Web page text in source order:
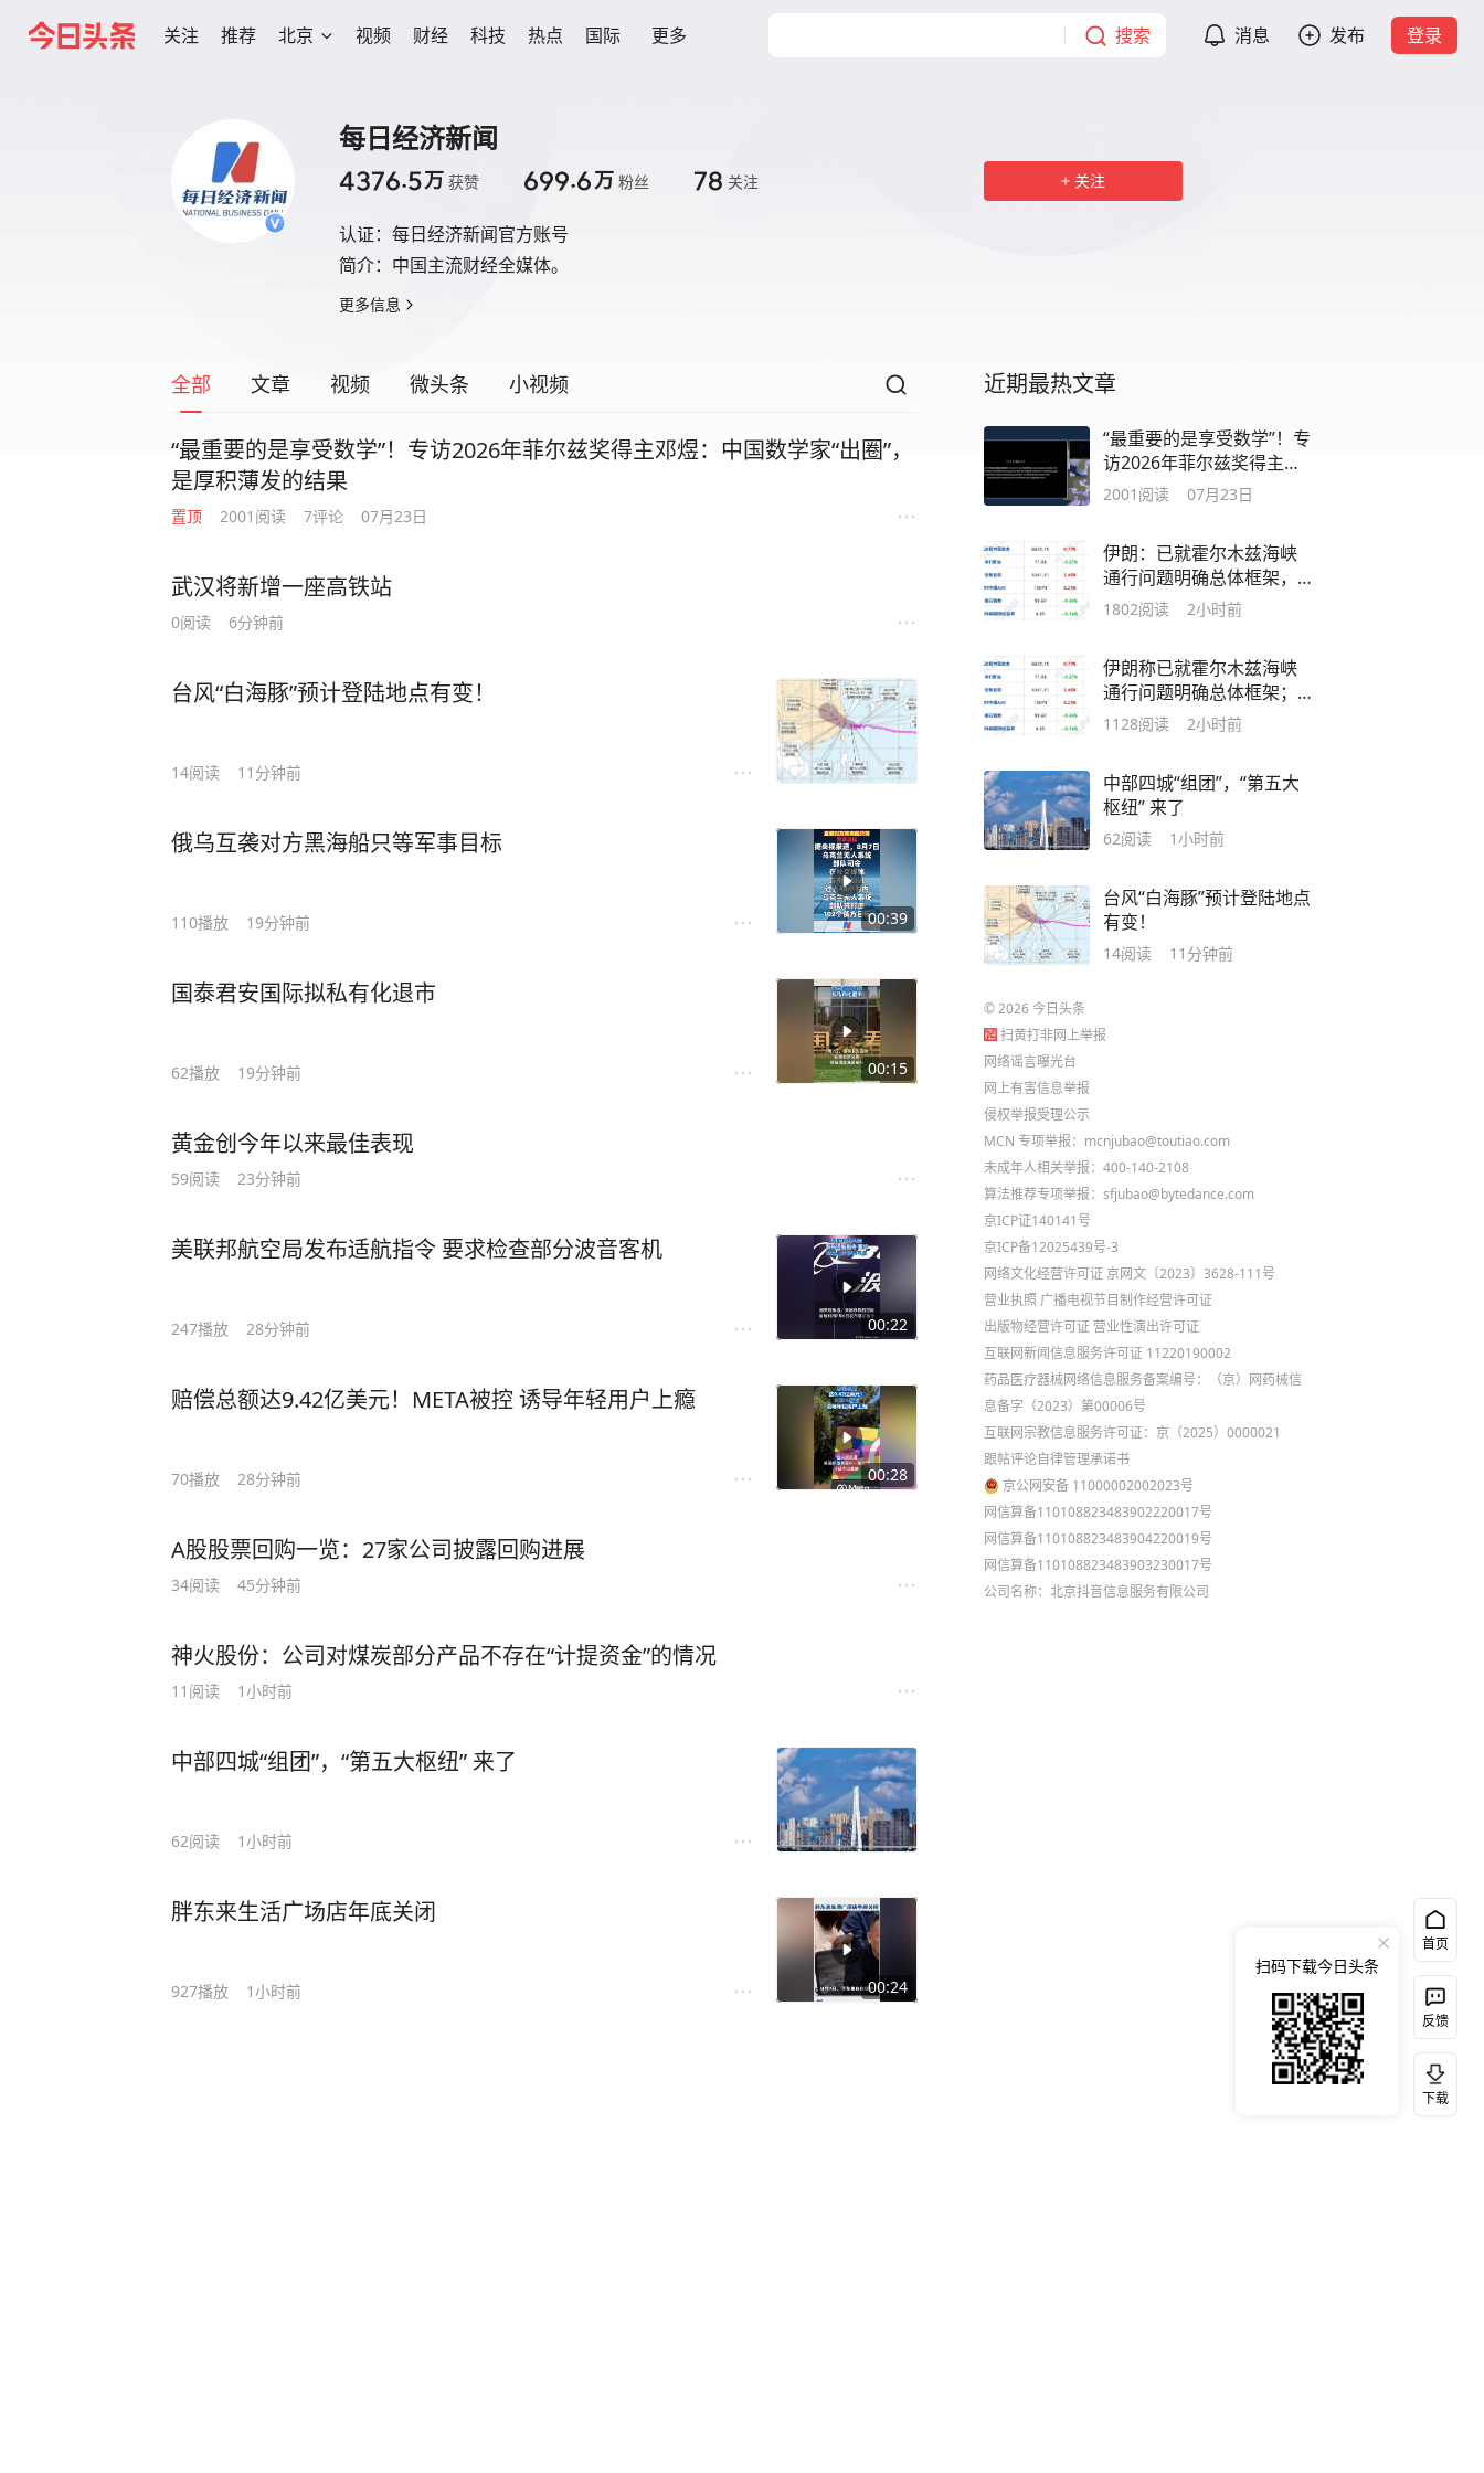
关注 推荐 北京 视频 财经 科技 热点 国际 更多 搜索 消息 发布 登录
每日经济新闻
4376.5万 获赞 699.6万 粉丝 78 关注
认证： 每日经济新闻官方账号
简介： 中国主流财经全媒体。
更多信息
关注
全部 文章 视频 微头条 小视频
“最重要的是享受数学”！专访2026年菲尔兹奖得主邓煜：中国数学家“出圈”，
是厚积薄发的结果
置顶 2001 阅读 7评论 07月23日
武汉将新增一座高铁站
0阅读 6分钟前
台风“白海豚”预计登陆地点有变！
14阅读 11分钟前
00:39
俄乌互袭对方黑海船只等军事目标
110播放 19分钟前
00:15
国泰君安国际拟私有化退市
62播放 19分钟前
黄金创今年以来最佳表现
59阅读 23分钟前
00:22
美联邦航空局发布适航指令 要求检查部分波音客机
247播放 28分钟前
00:28
赔偿总额达9.42亿美元！META被控 诱导年轻用户上瘾
70播放 28分钟前
A股股票回购一览：27家公司披露回购进展
34阅读 45分钟前
神火股份：公司对煤炭部分产品不存在“计提资金”的情况
11 阅读 1小时前
中部四城“组团”，“第五大枢纽” 来了
62阅读 1小时前
00:24
胖东来生活广场店年底关闭
927播放 1小时前
近期最热文章
“最重要的是享受数学”！专
访2026年菲尔兹奖得主邓
煜：中国数学家“出圈”，是
2001 阅读 07月23日
伊朗：已就霍尔木兹海峡
通行问题明确总体框架，
未在伊美停火谅解备忘录
块大涨｜每经早参
1802阅读 2小时前
伊朗称已就霍尔木兹海峡
通行问题明确总体框架；
美股创4月份以来最大单周
14天免费退改丨每经早参
1128阅读 2小时前
中部四城“组团”，“第五大
枢纽” 来了
62阅读 1小时前
台风“白海豚”预计登陆地点
有变！
14阅读 11分钟前
©2026今日头条
扫黄打非网上举报
网络谣言曝光台
网上有害信息举报
侵权举报受理公示
MCN 专项举报：mcnjubao@toutiao.com
未成年人相关举报：400-140-2108
算法推荐专项举报：sfjubao@bytedance.com
京ICP证140141号
京ICP备12025439号-3
网络文化经营许可证 京网文〔2023〕3628-111号
营业执照 广播电视节目制作经营许可证
出版物经营许可证 营业性演出许可证
互联网新闻信息服务许可证 11220190002
药品医疗器械网络信息服务备案编号：（京）网药械信
息备字（2023）第00006号
互联网宗教信息服务许可证：京（2025）0000021
跟帖评论自律管理承诺书
京公网安备 11000002002023号
网信算备110108823483902220017号
网信算备110108823483904220019号
网信算备110108823483903230017号
公司名称：北京抖音信息服务有限公司
首页
反馈
下载
扫码下载今日头条